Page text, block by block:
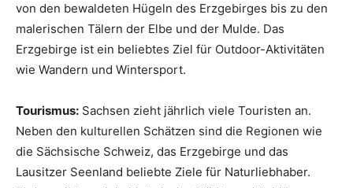
von den bewaldeten Hügeln des Erzgebirges bis zu den
malerischen Tälern der Elbe und der Mulde. Das
Erzgebirge ist ein beliebtes Ziel für Outdoor-Aktivitäten
wie Wandern und Wintersport.
Tourismus: Sachsen zieht jährlich viele Touristen an.
Neben den kulturellen Schätzen sind die Regionen wie
die Sächsische Schweiz, das Erzgebirge und das
Lausitzer Seenland beliebte Ziele für Naturliebhaber.